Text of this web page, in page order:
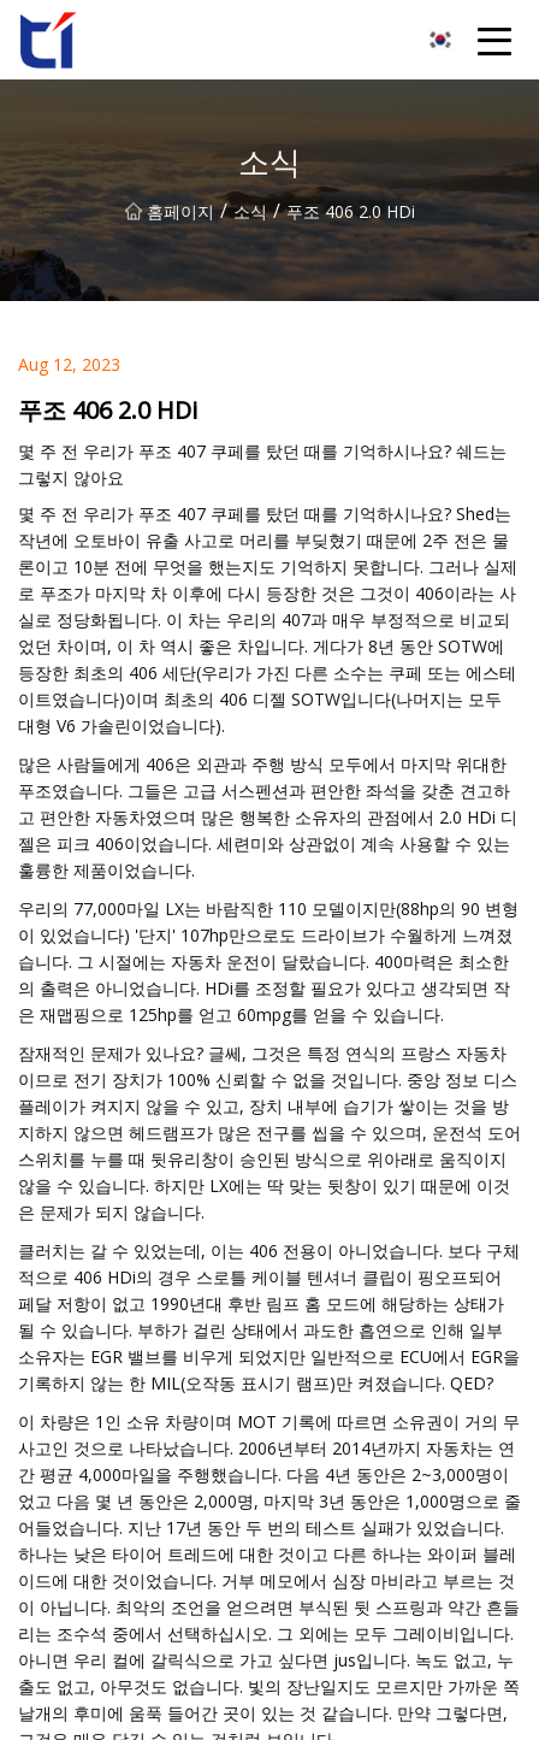
소식
홈페이지 / 소식 / 푸조 406 2.0 HDi
Aug 12, 2023
푸조 406 2.0 HDi
몇 주 전 우리가 푸조 407 쿠페를 탔던 때를 기억하시나요? 쉐드는
그렇지 않아요
몇 주 전 우리가 푸조 407 쿠페를 탔던 때를 기억하시나요? Shed는
작년에 오토바이 유출 사고로 머리를 부딪혔기 때문에 2주 전은 물
론이고 10분 전에 무엇을 했는지도 기억하지 못합니다. 그러나 실제
로 푸조가 마지막 차 이후에 다시 등장한 것은 그것이 406이라는 사
실로 정당화됩니다. 이 차는 우리의 407과 매우 부정적으로 비교되
었던 차이며, 이 차 역시 좋은 차입니다. 게다가 8년 동안 SOTW에
등장한 최초의 406 세단(우리가 가진 다른 소수는 쿠페 또는 에스테
이트였습니다)이며 최초의 406 디젤 SOTW입니다(나머지는 모두
대형 V6 가솔린이었습니다).
많은 사람들에게 406은 외관과 주행 방식 모두에서 마지막 위대한
푸조였습니다. 그들은 고급 서스펜션과 편안한 좌석을 갖춘 견고하
고 편안한 자동차였으며 많은 행복한 소유자의 관점에서 2.0 HDi 디
젤은 피크 406이었습니다. 세련미와 상관없이 계속 사용할 수 있는
훌륭한 제품이었습니다.
우리의 77,000마일 LX는 바람직한 110 모델이지만(88hp의 90 변형
이 있었습니다) '단지' 107hp만으로도 드라이브가 수월하게 느껴졌
습니다. 그 시절에는 자동차 운전이 달랐습니다. 400마력은 최소한
의 출력은 아니었습니다. HDi를 조정할 필요가 있다고 생각되면 작
은 재맵핑으로 125hp를 얻고 60mpg를 얻을 수 있습니다.
잠재적인 문제가 있나요? 글쎄, 그것은 특정 연식의 프랑스 자동차
이므로 전기 장치가 100% 신뢰할 수 없을 것입니다. 중앙 정보 디스
플레이가 켜지지 않을 수 있고, 장치 내부에 습기가 쌓이는 것을 방
지하지 않으면 헤드램프가 많은 전구를 씹을 수 있으며, 운전석 도어
스위치를 누를 때 뒷유리창이 승인된 방식으로 위아래로 움직이지
않을 수 있습니다. 하지만 LX에는 딱 맞는 뒷창이 있기 때문에 이것
은 문제가 되지 않습니다.
클러치는 갈 수 있었는데, 이는 406 전용이 아니었습니다. 보다 구체
적으로 406 HDi의 경우 스로틀 케이블 텐셔너 클립이 핑오프되어
페달 저항이 없고 1990년대 후반 림프 홈 모드에 해당하는 상태가
될 수 있습니다. 부하가 걸린 상태에서 과도한 흡연으로 인해 일부
소유자는 EGR 밸브를 비우게 되었지만 일반적으로 ECU에서 EGR을
기록하지 않는 한 MIL(오작동 표시기 램프)만 켜졌습니다. QED?
이 차량은 1인 소유 차량이며 MOT 기록에 따르면 소유권이 거의 무
사고인 것으로 나타났습니다. 2006년부터 2014년까지 자동차는 연
간 평균 4,000마일을 주행했습니다. 다음 4년 동안은 2~3,000명이
었고 다음 몇 년 동안은 2,000명, 마지막 3년 동안은 1,000명으로 줄
어들었습니다. 지난 17년 동안 두 번의 테스트 실패가 있었습니다.
하나는 낮은 타이어 트레드에 대한 것이고 다른 하나는 와이퍼 블레
이드에 대한 것이었습니다. 거부 메모에서 심장 마비라고 부르는 것
이 아닙니다. 최악의 조언을 얻으려면 부식된 뒷 스프링과 약간 흔들
리는 조수석 중에서 선택하십시오. 그 외에는 모두 그레이비입니다.
아니면 우리 컬에 갈릭식으로 가고 싶다면 jus입니다. 녹도 없고, 누
출도 없고, 아무것도 없습니다. 빛의 장난일지도 모르지만 가까운 쪽
날개의 후미에 움푹 들어간 곳이 있는 것 같습니다. 만약 그렇다면,